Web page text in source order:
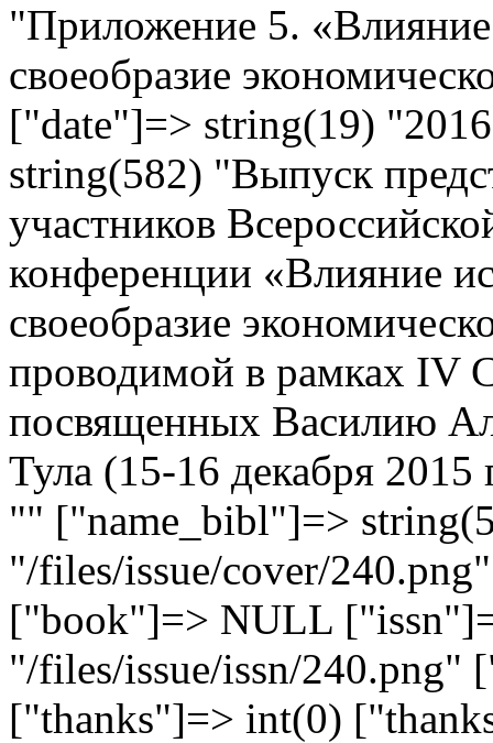
"Приложение 5. «Влияние
своеобразие
["date"]=> string(19)
string(582) "Выпуск
участников
конференции «Влияние
своеобразие
проводимой в рамках IV
посвященных Василию
Тула (15-16 декабря
"" ["name_bibl"]=>
"/files/issue/cover/
["book"]=> NULL
"/files/issue/issn/
["thanks"]=> int(0)